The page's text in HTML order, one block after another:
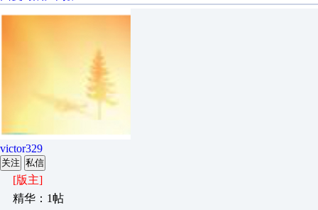
victor329
关注 私信
[版主]
精华：1帖